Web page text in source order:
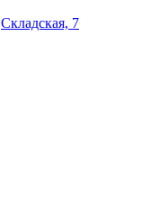
Складская, 7